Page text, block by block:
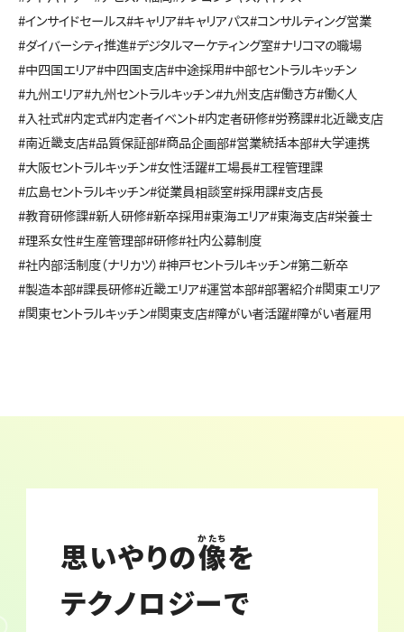
#インサイドセールス#キャリア#キャリアパス#コンサルティング営業
#ダイバーシティ推進#デジタルマーケティング室#ナリコマの職場
#中四国エリア#中四国支店#中途採用#中部セントラルキッチン
#九州エリア#九州セントラルキッチン#九州支店#働き方#働く人
#入社式#内定式#内定者イベント#内定者研修#労務課#北近畿支店
#南近畿支店#品質保証部#商品企画部#営業統括本部#大学連携
#大阪セントラルキッチン#女性活躍#工場長#工程管理課
#広島セントラルキッチン#従業員相談室#採用課#支店長
#教育研修課#新人研修#新卒採用#東海エリア#東海支店#栄養士
#理系女性#生産管理部#研修#社内公募制度
#社内部活制度（ナリカツ） #神戸セントラルキッチン#第二新卒
#製造本部#課長研修#近畿エリア#運営本部#部署紹介#関東エリア
#関東セントラルキッチン#関東支店#障がい者活躍#障がい者雇用
思いやりの像
かたち
を
テクノロジーで